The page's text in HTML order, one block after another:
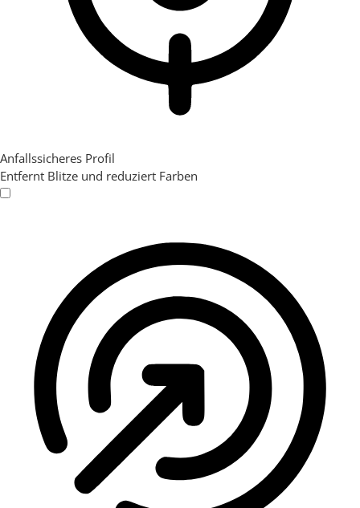
Anfallssicheres Profil
Entfernt Blitze und reduziert Farben